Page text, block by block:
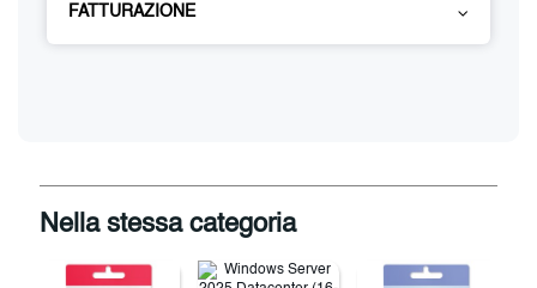
FATTURAZIONE
Nella stessa categoria